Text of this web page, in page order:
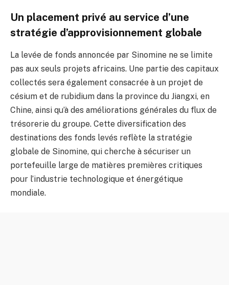
Un placement privé au service d’une
stratégie d’approvisionnement globale
La levée de fonds annoncée par Sinomine ne se limite
pas aux seuls projets africains. Une partie des capitaux
collectés sera également consacrée à un projet de
césium et de rubidium dans la province du Jiangxi, en
Chine, ainsi qu’à des améliorations générales du flux de
trésorerie du groupe. Cette diversification des
destinations des fonds levés reflète la stratégie
globale de Sinomine, qui cherche à sécuriser un
portefeuille large de matières premières critiques
pour l’industrie technologique et énergétique
mondiale.